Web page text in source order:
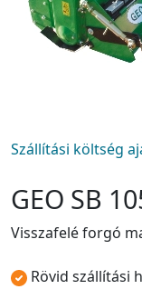
Szállítási költség
GEO SB
Visszafelé forgó
Rövid szállítási